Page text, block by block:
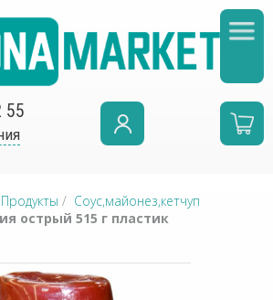
55
Продукты / Соус,майонез,кетчуп
острый 515 г пластик